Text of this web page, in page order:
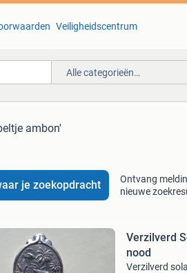
Veiligheidscentrum
Alle categorieën…
ambon'
je zoekopdracht
Ontvang
nieuwe
Verzilverd
nood
Verzilverd